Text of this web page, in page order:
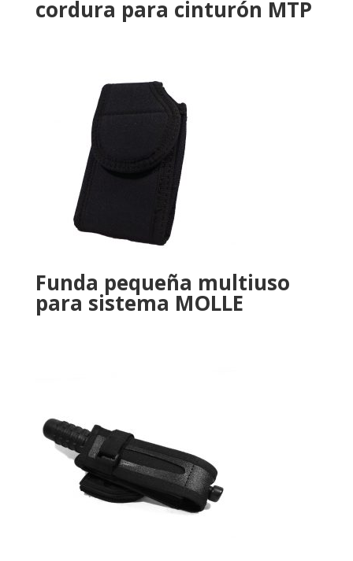
cordura para cinturón MTP
Funda pequeña multiuso
para sistema MOLLE